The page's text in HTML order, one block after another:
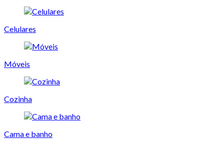
Celulares
Móveis
Cozinha
Cama e banho